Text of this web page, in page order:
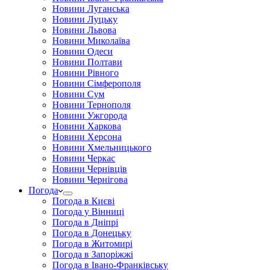
Новини Луганська
Новини Луцьку
Новини Львова
Новини Миколаїва
Новини Одеси
Новини Полтави
Новини Рівного
Новини Сімферополя
Новини Сум
Новини Тернополя
Новини Ужгорода
Новини Харкова
Новини Херсона
Новини Хмельницького
Новини Черкас
Новини Чернівців
Новини Чернігова
Погода
Погода в Києві
Погода у Вінниці
Погода в Дніпрі
Погода в Донецьку
Погода в Житомирі
Погода в Запоріжжі
Погода в Івано-Франківську